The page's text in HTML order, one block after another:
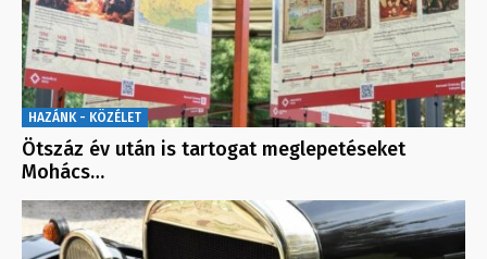
HAZÁNK - KÖZÉLET
Ötszáz év után is tartogat meglepetéseket
Mohács…